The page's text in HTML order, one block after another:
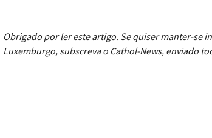
Obrigado por ler este artigo. Se quiser manter-se
Luxemburgo, subscreva o Cathol-News, enviado